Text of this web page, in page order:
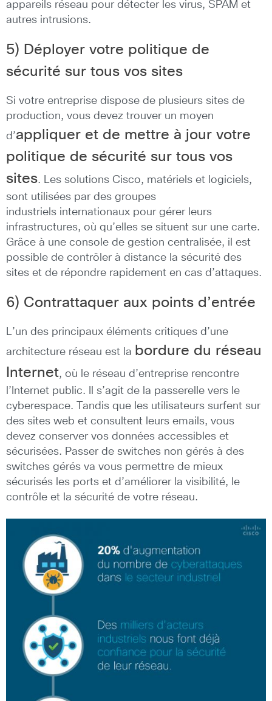
appareils réseau pour détecter les virus, SPAM et
autres intrusions.
5) Déployer votre politique de
sécurité sur tous vos sites
Si votre entreprise dispose de plusieurs sites de
production, vous devez trouver un moyen
d’appliquer et de mettre à jour votre
politique de sécurité sur tous vos
sites. Les solutions Cisco, matériels et logiciels,
sont utilisées par des groupes
industriels internationaux pour gérer leurs
infrastructures, où qu’elles se situent sur une carte.
Grâce à une console de gestion centralisée, il est
possible de contrôler à distance la sécurité des
sites et de répondre rapidement en cas d’attaques.
6) Contrattaquer aux points d’entrée
L’un des principaux éléments critiques d’une
architecture réseau est la bordure du réseau
Internet, où le réseau d’entreprise rencontre
l’Internet public. Il s’agit de la passerelle vers le
cyberespace. Tandis que les utilisateurs surfent sur
des sites web et consultent leurs emails, vous
devez conserver vos données accessibles et
sécurisées. Passer de switches non gérés à des
switches gérés va vous permettre de mieux
sécurisés les ports et d’améliorer la visibilité, le
contrôle et la sécurité de votre réseau.